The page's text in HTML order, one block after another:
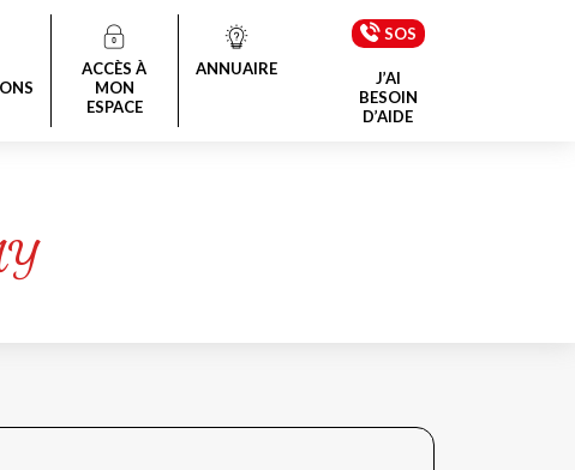
ACCÈS À
MON
ESPACE
ANNUAIRE
SOS
J’AI
BESOIN
D’AIDE